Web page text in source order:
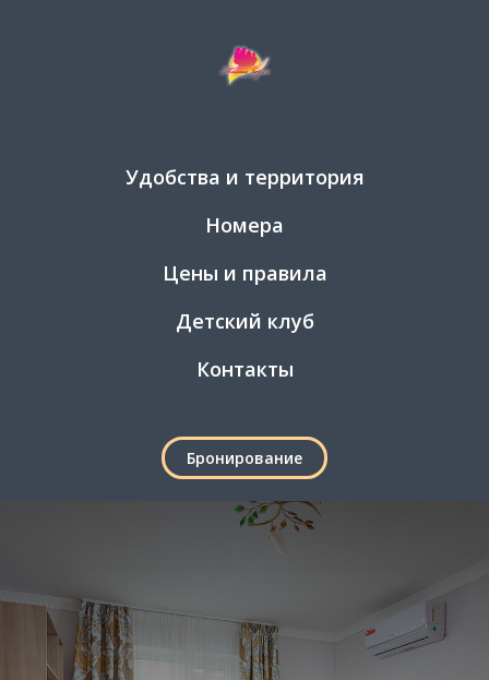
Удобства и территория
Номера
Цены и правила
Детский клуб
Контакты
Бронирование